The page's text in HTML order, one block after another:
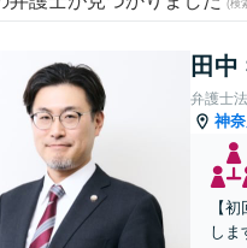
(検
田中
弁護士
神
【
しま